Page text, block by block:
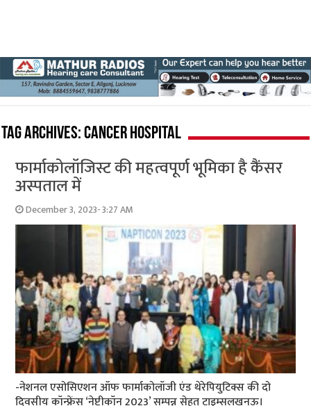
Tag Archives:cancer hospital
फार्माकोलॉजिस्ट की महत्वपूर्ण भूमिका है कैंसर
अस्पताल में
December 3, 2023- 3:27 AM
-नेशनल एसोसिएशन ऑफ फार्माकोलॉजी एंड थेरेपियुटिक्स की दो